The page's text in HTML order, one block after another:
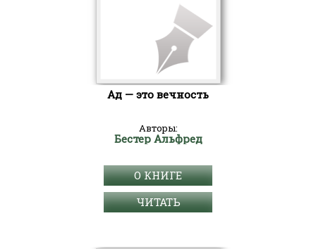
Ад — это вечность
Авторы:
Бестер Альфред
О КНИГЕ
ЧИТАТЬ